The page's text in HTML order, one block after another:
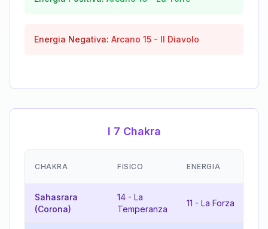
Energia Negativa: Arcano 15 - Il Diavolo
I 7 Chakra
CHAKRA FISICO ENERGIA
Sahasrara
(Corona)
14 - La
Temperanza
11 - La Forza